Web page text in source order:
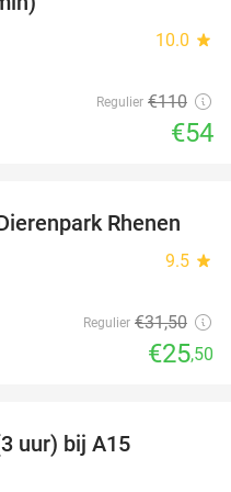
10.0 star
Regulier €110
€54
19%
Rhenen
9.5 star
Regulier €31,50
€25,50
uur) bij A15